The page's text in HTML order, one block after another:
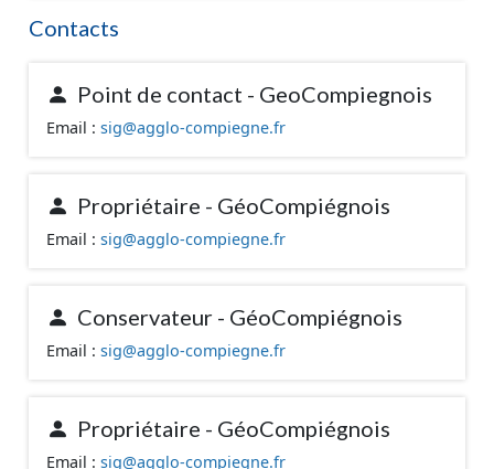
commune de la voie à laquelle elle appartient.
exister. Une adresse est unique. Dans la mesure du
possible, une adresse se situe dans la parcelle
cadastrale correspondante et devant l’entrée du
placée sur la parcelle correspondante et positionnée en
cohérence avec les adresses voisines ou sur le
bâtiment. Certaines positions peuvent être localisées à
une déclaration de la commune. Il se peut que des
base de données.
Contacts
Point de contact - GeoCompiegnois
Email : sig@agglo-compiegne.fr
Propriétaire - GéoCompiégnois
Email : sig@agglo-compiegne.fr
Conservateur - GéoCompiégnois
Email : sig@agglo-compiegne.fr
Propriétaire - GéoCompiégnois
Email : sig@agglo-compiegne.fr